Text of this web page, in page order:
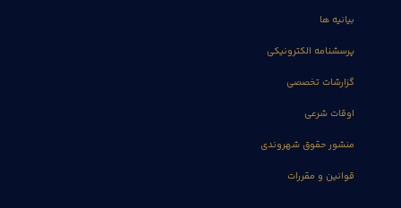
بیانیه ها
پرسشنامه الکترونیکی
گزارشات تخصصی
اوقات شرعی
منشور حقوق شهروندی
قوانین و مقررات